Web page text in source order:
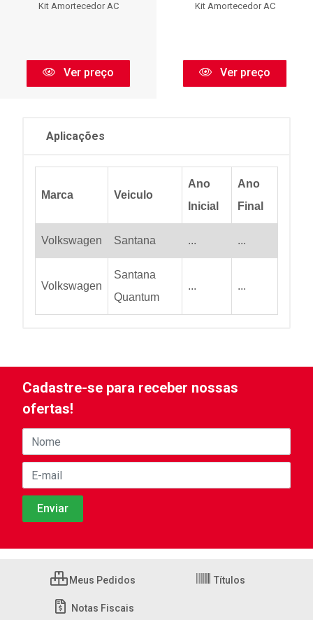
Kit Amortecedor AC
Ver preço
Kit Amortecedor AC
Ver preço
Aplicações
Marca Veiculo
Ano
Inicial
Ano
Final
Volkswagen Santana ... ...
Volkswagen
Santana
Quantum
... ...
Cadastre-se para receber nossas
ofertas!
Meus Pedidos Títulos
Notas Fiscais